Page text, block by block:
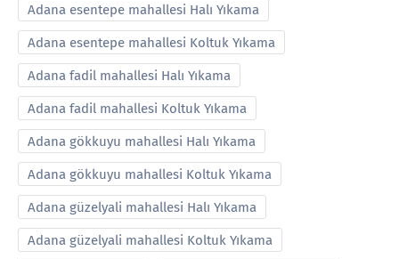
Adana esentepe mahallesi Halı Yıkama
Adana esentepe mahallesi Koltuk Yıkama
Adana fadil mahallesi Halı Yıkama
Adana fadil mahallesi Koltuk Yıkama
Adana gökkuyu mahallesi Halı Yıkama
Adana gökkuyu mahallesi Koltuk Yıkama
Adana güzelyali mahallesi Halı Yıkama
Adana güzelyali mahallesi Koltuk Yıkama